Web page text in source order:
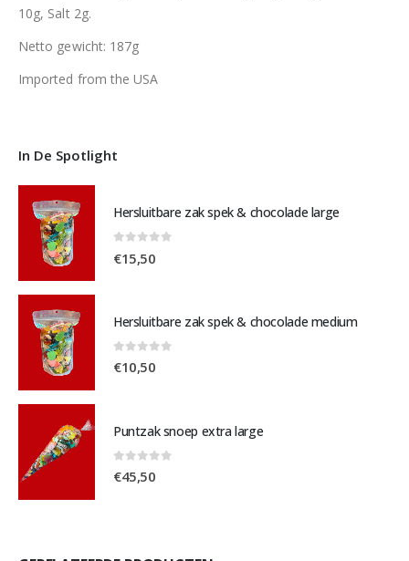
10g, Salt 2g.
Netto gewicht: 187g
Imported from the USA
In De Spotlight
Hersluitbare zak spek & chocolade large
€15,50
Hersluitbare zak spek & chocolade medium
0out of 5
€10,50
Puntzak snoep extra large
0out of 5
€45,50